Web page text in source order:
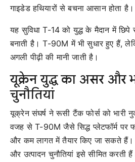
गाइडेड हथियारों से बचना आसान होता है।
यह सुविधा T-14 को युद्ध के मैदान में
बनाती है। T-90M में भी सुधार हुए हैं,
अगली पीढ़ी की मानी जाती है।
यूक्रेन युद्ध का असर और
चुनौतियां
यूक्रेन संघर्ष ने रूसी टैंक फोर्स को भारी
वजह से T-90M जैसे सिद्ध प्लेटफॉर्म पर
और कम लागत में तैयार किए जा सकते हैं।
और उत्पादन चुनौतियां इसे सीमित करती